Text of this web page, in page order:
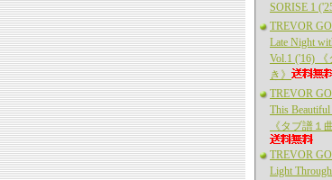
SORISE 1
TREVOR
Late Night
Vol.1 ('16)
き》
TREVOR
This
《タブ譜１
TREVOR
Light